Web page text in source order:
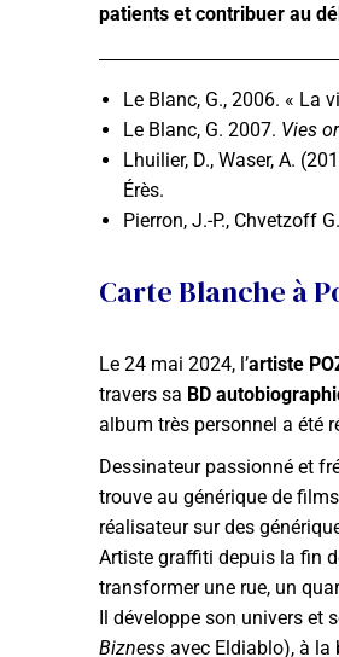
patients et contribuer au
Le Blanc, G., 2006. « La
Le Blanc, G. 2007. Vies
Lhuilier, D., Waser, A.
Érès.
Pierron, J.-P., Chvetzoff
Carte Blanche à
Le 24 mai 2024, l’artiste
travers sa BD
album très personnel a été
Dessinateur passionné et
trouve au générique de
réalisateur sur des
Artiste graffiti depuis la fin
transformer une rue, un
Il développe son univers et
Bizness avec Eldiablo), à la